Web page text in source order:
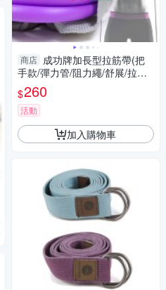
商店 成功牌加長型拉筋帶(把
手款/彈力管/阻力繩/舒展/拉力
繩/彈力繩/彈力帶)
$260
活動
加入購物車